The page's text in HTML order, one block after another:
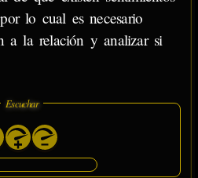
lo cual es necesario
a la relación y analizar si
Escuchar